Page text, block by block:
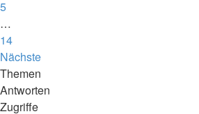
5
…
14
Nächste
Themen
Antworten
Zugriffe